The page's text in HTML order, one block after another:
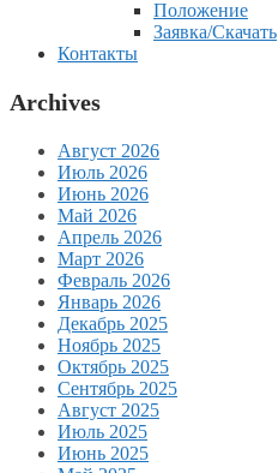
Положение
Заявка/Скачать
Контакты
Archives
Август 2026
Июль 2026
Июнь 2026
Май 2026
Апрель 2026
Март 2026
Февраль 2026
Январь 2026
Декабрь 2025
Ноябрь 2025
Октябрь 2025
Сентябрь 2025
Август 2025
Июль 2025
Июнь 2025